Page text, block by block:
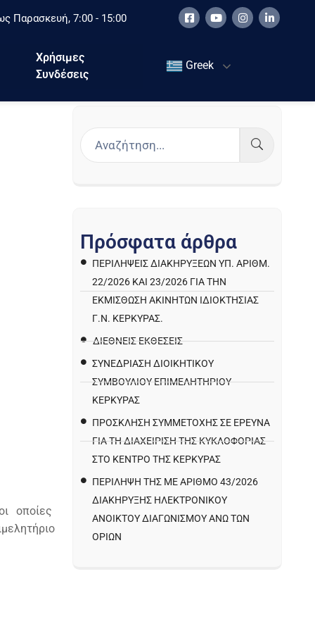
Παρασκευή, 7:00 - 15:00
Χρήσιμες
Συνδέσεις
Greek
οποίες
Πρόσφατα άρθρα
ΠΕΡΙΛΉΨΕΙΣ ΔΙΑΚΗΡΎΞΕΩΝ ΥΠ. ΑΡΙΘΜ.
22/2026 ΚΑΙ 23/2026 ΓΙΑ ΤΗΝ
ΕΚΜΊΣΘΩΣΗ ΑΚΙΝΉΤΩΝ ΙΔΙΟΚΤΗΣΊΑΣ
Γ.Ν. ΚΈΡΚΥΡΑΣ.
ΔΙΕΘΝΕΙΣ ΕΚΘΕΣΕΙΣ
ΣΥΝΕΔΡΙΑΣΗ ΔΙΟΙΚΗΤΙΚΟΥ
ΣΥΜΒΟΥΛΙΟΥ ΕΠΙΜΕΛΗΤΗΡΙΟΥ
ΚΕΡΚΥΡΑΣ
ΠΡΌΣΚΛΗΣΗ ΣΥΜΜΕΤΟΧΉΣ ΣΕ ΈΡΕΥΝΑ
ΓΙΑ ΤΗ ΔΙΑΧΕΊΡΙΣΗ ΤΗΣ ΚΥΚΛΟΦΟΡΊΑΣ
ΣΤΟ ΚΈΝΤΡΟ ΤΗΣ ΚΈΡΚΥΡΑΣ
ΠΕΡΙΛΗΨΗ ΤΗΣ ΜΕ ΑΡΙΘΜΟ 43/2026
ΔΙΑΚΗΡΥΞΗΣ ΗΛΕΚΤΡΟΝΙΚΟΥ
ΑΝΟΙΚΤΟΥ ΔΙΑΓΩΝΙΣΜΟΥ ΑΝΩ ΤΩΝ
ΟΡΙΩΝ